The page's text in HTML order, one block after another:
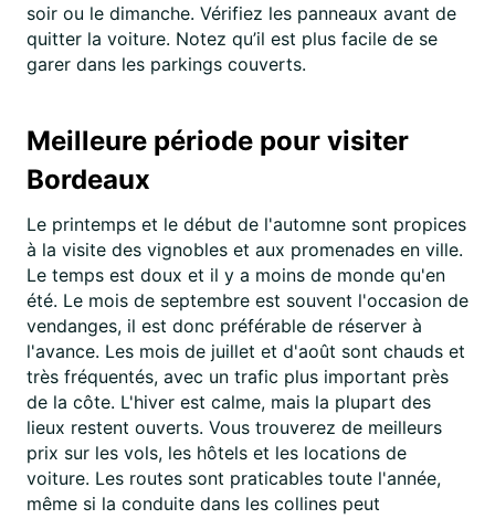
soir ou le dimanche. Vérifiez les panneaux avant de
quitter la voiture. Notez qu’il est plus facile de se
garer dans les parkings couverts.
Meilleure période pour visiter
Bordeaux
Le printemps et le début de l'automne sont propices
à la visite des vignobles et aux promenades en ville.
Le temps est doux et il y a moins de monde qu'en
été. Le mois de septembre est souvent l'occasion de
vendanges, il est donc préférable de réserver à
l'avance. Les mois de juillet et d'août sont chauds et
très fréquentés, avec un trafic plus important près
de la côte. L'hiver est calme, mais la plupart des
lieux restent ouverts. Vous trouverez de meilleurs
prix sur les vols, les hôtels et les locations de
voiture. Les routes sont praticables toute l'année,
même si la conduite dans les collines peut